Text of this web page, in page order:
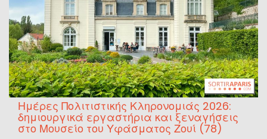
Ημέρες Πολιτιστικής Κληρονομιάς 2026:
δημιουργικά εργαστήρια και ξεναγήσεις
στο Μουσείο του Υφάσματος Ζουί (78)